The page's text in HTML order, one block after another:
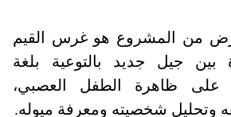
من المشروع هو غرس القيم
بين جيل جديد بالتوعية بلغة
على ظاهرة الطفل العصبي،
وتحليل شخصيته ومعرفة ميوله.